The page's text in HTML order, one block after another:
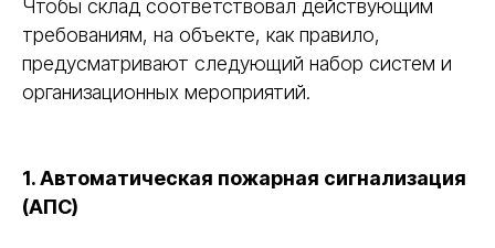
Чтобы склад соответствовал действующим
требованиям, на объекте, как правило,
предусматривают следующий набор систем и
организационных мероприятий.
1. Автоматическая пожарная сигнализация
(АПС)